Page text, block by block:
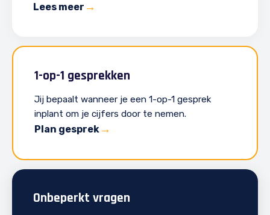
Lees meer
1-op-1 gesprekken
Jij bepaalt wanneer je een 1-op-1 gesprek
inplant om je cijfers door te nemen.
Plan gesprek
Onbeperkt vragen